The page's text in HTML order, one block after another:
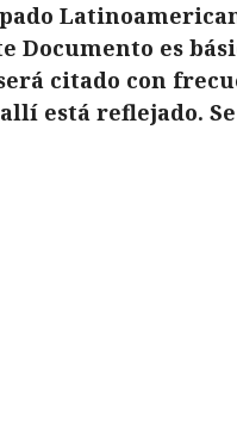
Documento es
citado con
está reflejado.